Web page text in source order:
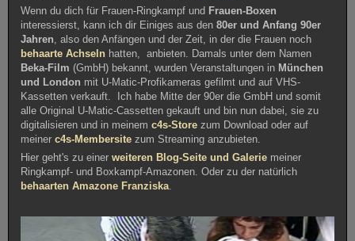
Wenn du dich für Frauen-Ringkampf und Frauen-Boxen
interessierst, kann ich dir Einiges aus den80er und Anfang 90er
Jahren, also den Anfängen und der Zeit, in der die Frauen noch
behaarte Achseln hatten, anbieten. Damals unter dem Namen
Beka-Film (GmbH) bekannt, wurden Veranstaltungen in München
und London mit U-Matic-Profikameras gefilmt und auf VHS-
Kassetten verkauft. Ich habe Mitte der 90er die GmbH und somit
alle Original U-Matic-Cassetten gekauft und bin nun dabei, sie zu
digitalisieren und in meinem c4s-Store zum Download oder auf
meinerc4s-Membersite zum Streaming anzubieten.
Hier geht's zu einerweiteren Blog-Seite und Galerie meiner
Ringkampf- und Boxkampf-Amazonen. Oder zu der natürlich
behaarten Amazone Franziska.